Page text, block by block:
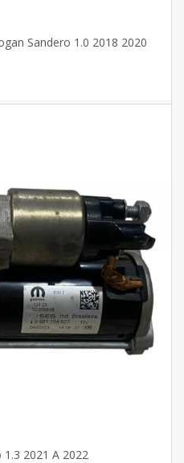
Sandero 1.0 2018 2020
2021 A 2022